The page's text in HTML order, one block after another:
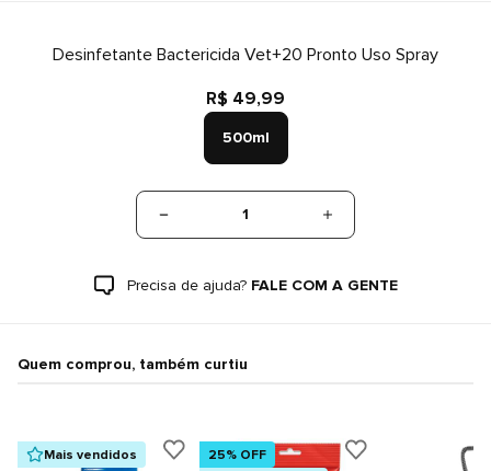
Desinfetante Bactericida Vet+20 Pronto Uso Spray
R$ 49,99
500ml
1
Precisa de ajuda? FALE COM A GENTE
Quem comprou, também curtiu
Mais vendidos
25% OFF